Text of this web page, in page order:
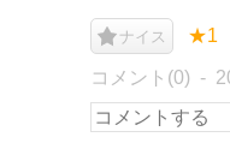
ナイス ★1
コメント(0)